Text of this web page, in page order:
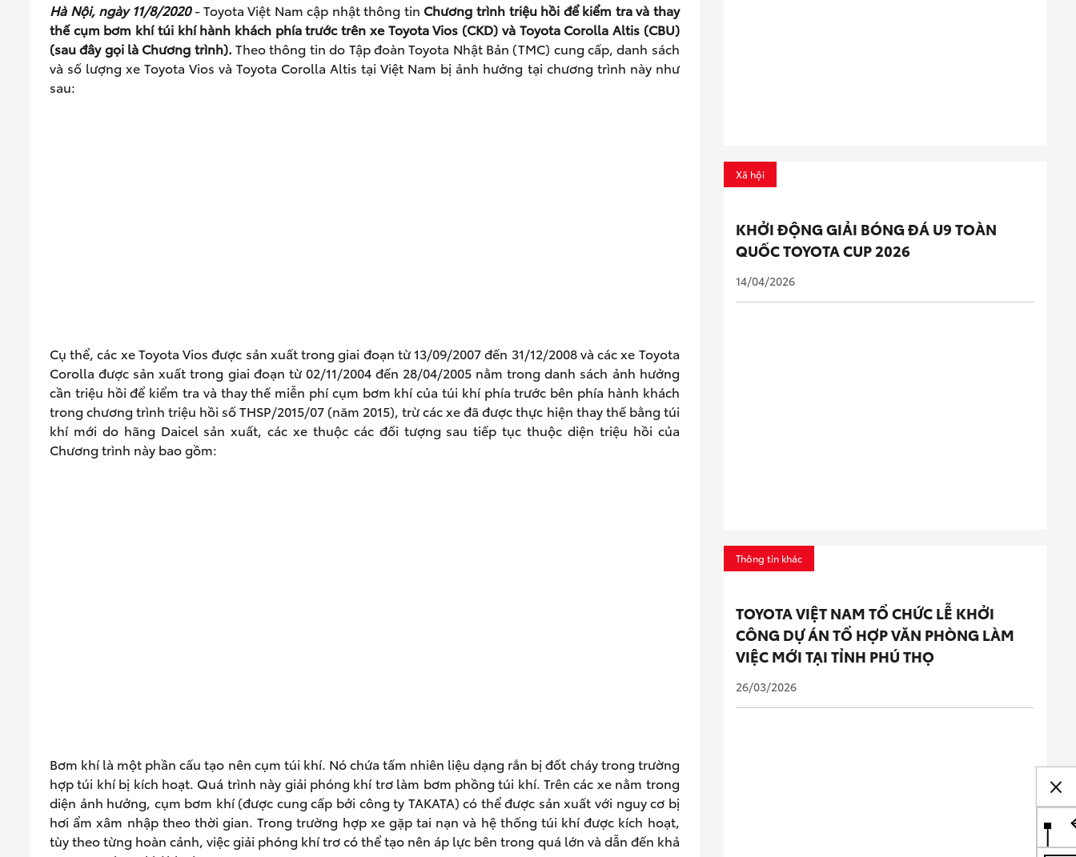
Hà Nội, ngày 11/8/2020-Toyota Việt Nam cập nhật thông tin Chương trình triệu hồi để kiểm tra và thay
thế cụm bơm khí túi khí hành khách phía trước trên xe Toyota Vios (CKD) và Toyota Corolla Altis (CBU)
(sau đây gọi là Chương trình).Theo thông tin do Tập đoàn Toyota Nhật Bản (TMC) cung cấp, danh sách
và số lượng xe Toyota Vios và Toyota Corolla Altis tại Việt Nam bị ảnh hưởng tại chương trình này như
sau:
Cụ thể, các xe Toyota Vios được sản xuất trong giai đoạn từ 13/09/2007 đến 31/12/2008 và các xe Toyota
Corolla được sản xuất trong giai đoạn từ 02/11/2004 đến 28/04/2005 nằm trong danh sách ảnh hưởng
cần triệu hồi để kiểm tra và thay thế miễn phí cụm bơm khí của túi khí phía trước bên phía hành khách
trong chương trình triệu hồi số THSP/2015/07 (năm 2015), trừ các xe đã được thực hiện thay thế bằng túi
khí mới do hãng Daicel sản xuất, các xe thuộc các đối tượng sau tiếp tục thuộc diện triệu hồi của
Chương trình này bao gồm:
Bơm khí là một phần cấu tạo nên cụm túi khí. Nó chứa tấm nhiên liệu dạng rắn bị đốt cháy trong trường
hợp túi khí bị kích hoạt. Quá trình này giải phóng khí trơ làm bơm phồng túi khí. Trên các xe nằm trong
diện ảnh hưởng, cụm bơm khí (được cung cấp bởi công ty TAKATA) có thể được sản xuất với nguy cơ bị
hơi ẩm xâm nhập theo thời gian. Trong trường hợp xe gặp tai nạn và hệ thống túi khí được kích hoạt,
tùy theo từng hoàn cảnh, việc giải phóng khí trơ có thể tạo nên áp lực bên trong quá lớn và dẫn đến khả
Xã hội
KHỞI ĐỘNG GIẢI BÓNG ĐÁ U9 TOÀN
QUỐC TOYOTA CUP 2026
14/04/2026
Thông tin khác
TOYOTA VIỆT NAM TỔ CHỨC LỄ KHỞI
CÔNG DỰ ÁN TỔ HỢP VĂN PHÒNG LÀM
VIỆC MỚI TẠI TỈNH PHÚ THỌ
26/03/2026